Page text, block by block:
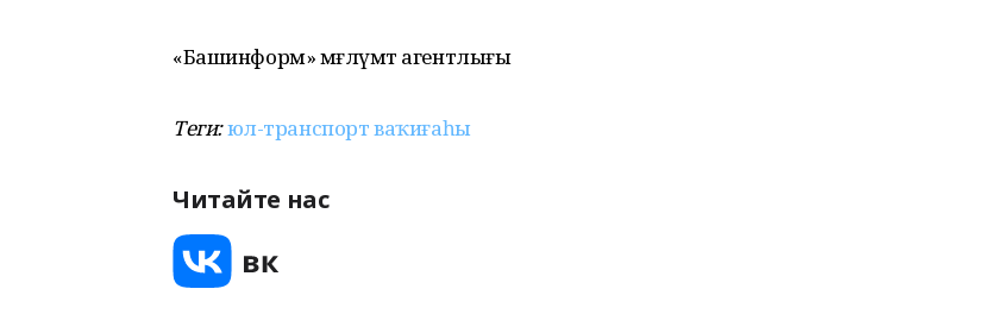
«Башинформ» мәғлүмәт агентлығы
Теги:юл-транспорт ваҡиғаһы
Читайте нас